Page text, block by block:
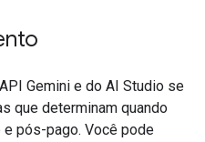
Gemini e do AI Studio se
que determinam quando
pós-pago. Você pode